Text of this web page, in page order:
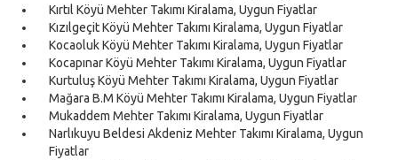
Kırtıl Köyü Mehter Takımı Kiralama, Uygun Fiyatlar
Kızılgeçit Köyü Mehter Takımı Kiralama, Uygun Fiyatlar
Kocaoluk Köyü Mehter Takımı Kiralama, Uygun Fiyatlar
Kocapınar Köyü Mehter Takımı Kiralama, Uygun Fiyatlar
Kurtuluş Köyü Mehter Takımı Kiralama, Uygun Fiyatlar
Mağara B.M Köyü Mehter Takımı Kiralama, Uygun Fiyatlar
Mukaddem Mehter Takımı Kiralama, Uygun Fiyatlar
Narlıkuyu Beldesi Akdeniz Mehter Takımı Kiralama, Uygun
Fiyatlar